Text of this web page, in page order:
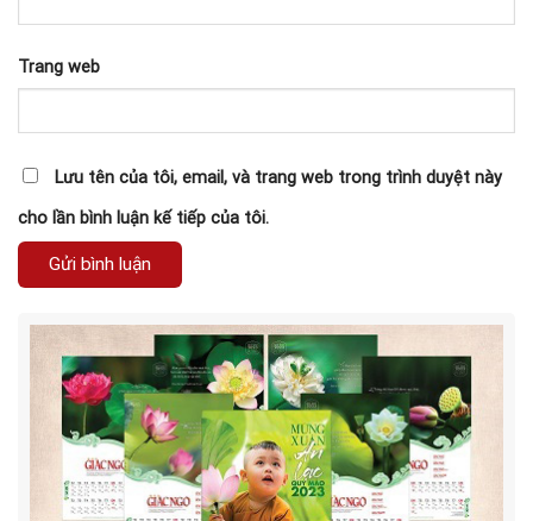
Trang web
Lưu tên của tôi, email, và trang web trong trình duyệt này
cho lần bình luận kế tiếp của tôi.